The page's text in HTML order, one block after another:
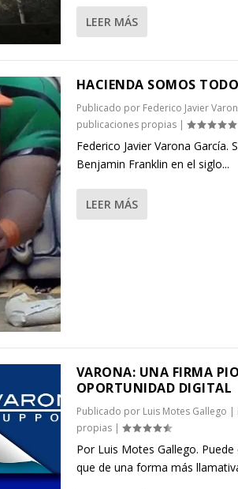
LEER MÁS
HACIENDA SOMOS
Publicado por Federico Javier
publicaciones propias|
Federico Javier Varona García.
Benjamin Franklin en el siglo...
LEER MÁS
VARONA: UNA FIRMA
OPORTUNIDAD DIGITAL
Publicado por Luis Motes Gallego |
propias|
Por Luis Motes Gallego.
que de una forma más